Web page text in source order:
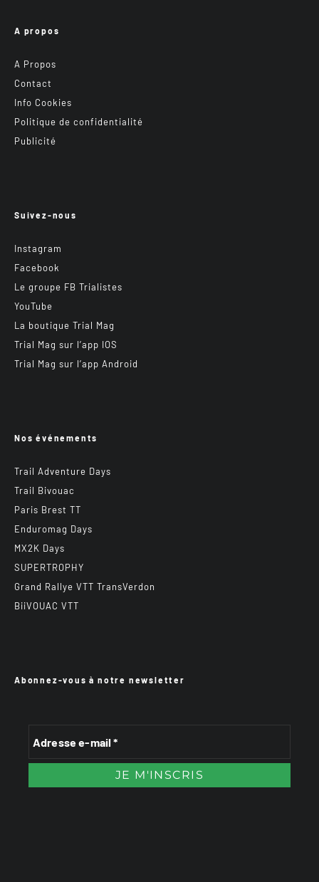
A propos
A Propos
Contact
Info Cookies
Politique de confidentialité
Publicité
Suivez-nous
Instagram
Facebook
Le groupe FB Trialistes
YouTube
La boutique Trial Mag
Trial Mag sur l’app IOS
Trial Mag sur l’app Android
Nos événements
Trail Adventure Days
Trail Bivouac
Paris Brest TT
Enduromag Days
MX2K Days
SUPERTROPHY
Grand Rallye VTT TransVerdon
BiiVOUAC VTT
Abonnez-vous à notre newsletter